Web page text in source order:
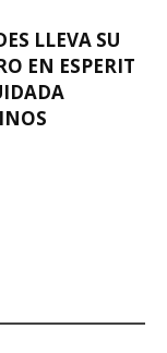
LLEVA SU
EN ESPERIT